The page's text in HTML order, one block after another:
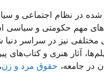
شده در نظام اجتماعی و
مهم حکومتی و
نیز در سراسر
آثار هنری و کتاب‌های
در جامعه، حقوق مرد و زن